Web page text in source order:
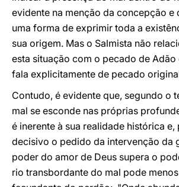
evidente na menção da concepção e
uma forma de exprimir toda a
sua origem. Mas o Salmista não
esta situação com o pecado de Adão
fala explicitamente de pecado
Contudo, é evidente que, segundo o
mal se esconde nas próprias
é inerente à sua realidade histórica e,
decisivo o pedido da intervenção da
poder do amor de Deus supera o
rio transbordante do mal pode